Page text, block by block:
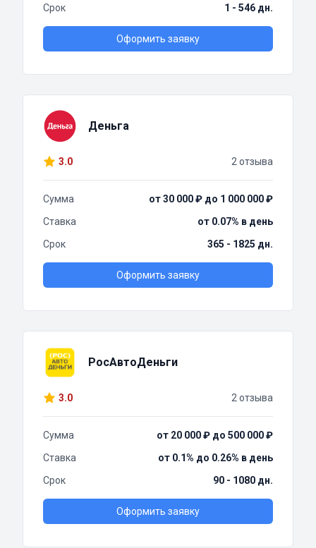
Срок
1 - 546 дн.
Оформить заявку
Деньга
3.0 2 отзыва
Сумма
от 30 000 ₽ до 1 000 000 ₽
Ставка
от 0.07% в день
Срок
365 - 1825 дн.
Оформить заявку
РосАвтоДеньги
3.0 2 отзыва
Сумма
от 20 000 ₽ до 500 000 ₽
Ставка
от 0.1% до 0.26% в день
Срок
90 - 1080 дн.
Оформить заявку